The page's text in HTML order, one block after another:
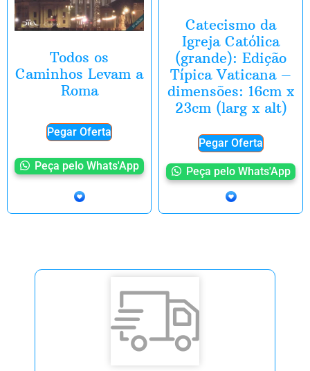
Todos os
Caminhos Levam a
Roma
Pegar Oferta
Peça pelo Whats'App
Catecismo da
Igreja Católica
(grande): Edição
Típica Vaticana –
dimensões: 16cm x
23cm (larg x alt)
Pegar Oferta
Peça pelo Whats'App